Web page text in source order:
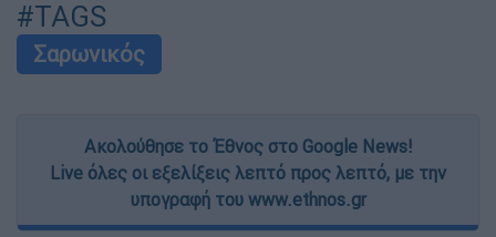
#TAGS
Σαρωνικός
Ακολούθησε το Έθνος στο Google News!
Live όλες οι εξελίξεις λεπτό προς λεπτό, με την
υπογραφή του www.ethnos.gr